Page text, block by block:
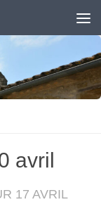
avril
17 AVRIL